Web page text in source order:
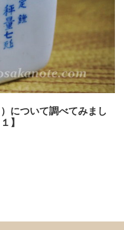
について調べてみまし
】